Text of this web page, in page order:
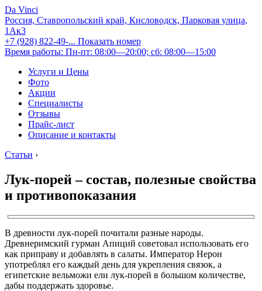
Da Vinci
Россия, Ставропольский край, Кисловодск, Парковая улица,
1Ак3
+7 (928) 822-49-... Показать номер
Время работы: Пн-пт: 08:00—20:00; сб: 08:00—15:00
Услуги и Цены
Фото
Акции
Специалисты
Отзывы
Прайс-лист
Описание и контакты
Статьи ›
Лук-порей – состав, полезные свойства
и противопоказания
В древности лук-порей почитали разные народы.
Древнеримский гурман Апиций советовал использовать его
как приправу и добавлять в салаты. Император Нерон
употреблял его каждый день для укрепления связок, а
египетские вельможи ели лук-порей в большом количестве,
дабы поддержать здоровье.